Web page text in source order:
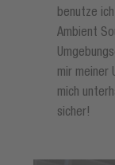
benutze
Ambient
mir meiner
mich
sicher!